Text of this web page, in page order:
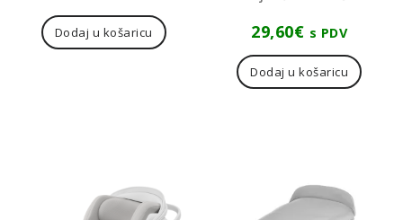
Dodaj u košaricu 29,60€ s PDV
Dodaj u košaricu